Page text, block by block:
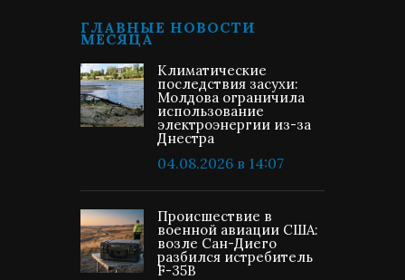
ГЛАВНЫЕ НОВОСТИ
МЕСЯЦА
Климатические
последствия засухи:
Молдова ограничила
использование
электроэнергии из-за
Днестра
04.08.2026 в 14:07
Происшествие в
военной авиации США:
возле Сан-Диего
разбился истребитель
F-35B